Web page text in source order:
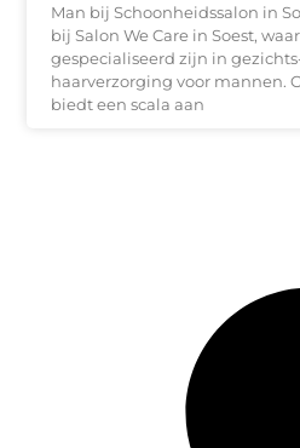
Man bij Schoonheidssalon in
bij Salon We Care in Soest,
gespecialiseerd zijn in
haarverzorging voor mannen.
biedt een scala aan